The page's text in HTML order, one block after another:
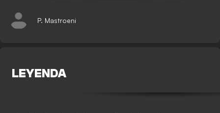
P. Mastroeni
LEYENDA